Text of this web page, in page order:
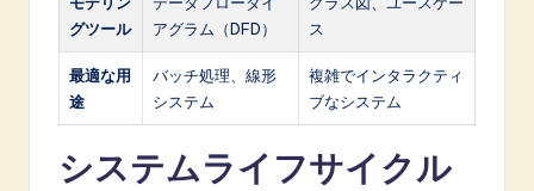
グツール
アグラム（DFD）
ス
最適な用
途
バッチ処理、線形
システム
複雑でインタラクティ
ブなシステム
システムライフサイクル